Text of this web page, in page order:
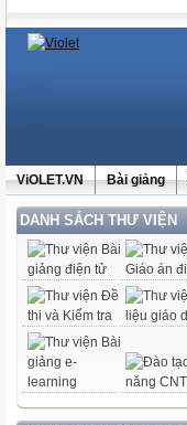
ViOLET.VN Bài giảng
DANH SÁCH THƯ VIỆN